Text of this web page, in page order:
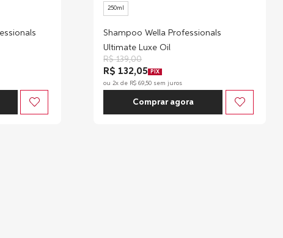
250ml
Shampoo Wella Professionals
Ultimate Luxe Oil
R$ 139,00
R$ 132,05 PIX
ou2x de R$ 69,50 sem juros
Comprar agora